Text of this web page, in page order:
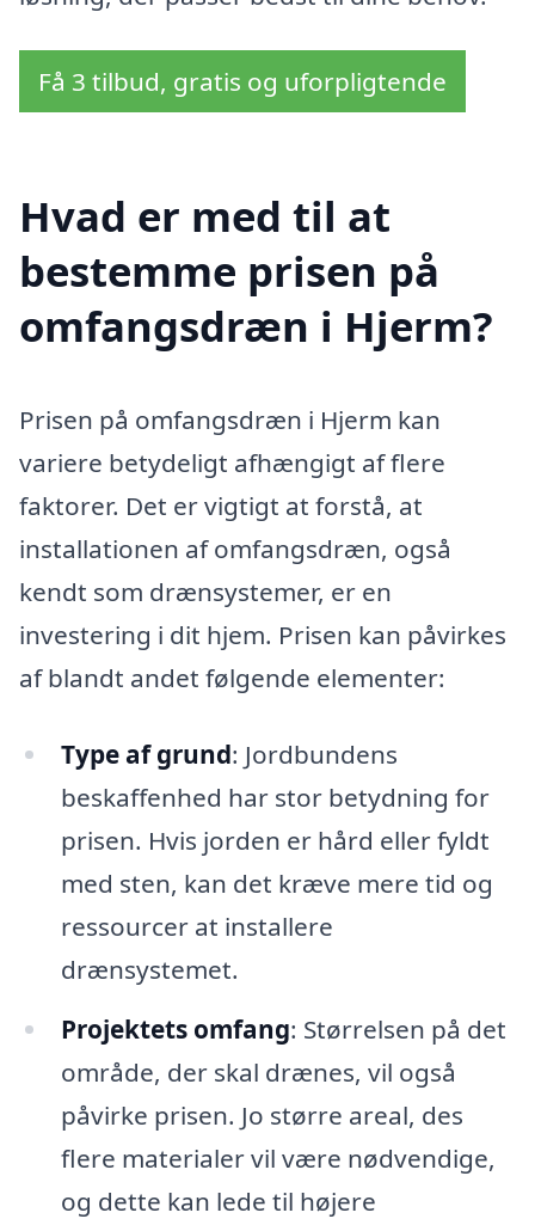
Få 3 tilbud, gratis og uforpligtende
Hvad er med til at
bestemme prisen på
omfangsdræn i Hjerm?
Prisen på omfangsdræn i Hjerm kan
variere betydeligt afhængigt af flere
faktorer. Det er vigtigt at forstå, at
installationen af omfangsdræn, også
kendt som drænsystemer, er en
investering i dit hjem. Prisen kan påvirkes
af blandt andet følgende elementer:
Type af grund: Jordbundens
beskaffenhed har stor betydning for
prisen. Hvis jorden er hård eller fyldt
med sten, kan det kræve mere tid og
ressourcer at installere
drænsystemet.
Projektets omfang: Størrelsen på det
område, der skal drænes, vil også
påvirke prisen. Jo større areal, des
flere materialer vil være nødvendige,
og dette kan lede til højere